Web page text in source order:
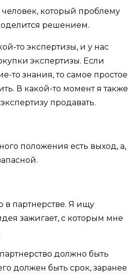
который проблему
решением.
то экспертизы, и у нас
экспертизы. Если
то знания, то самое простое
В какой-то момент я также
продавать.
положения есть выход, а,
в партнерстве. Я ищу
зажигает, с которым мне
должно быть
должен быть срок, заранее